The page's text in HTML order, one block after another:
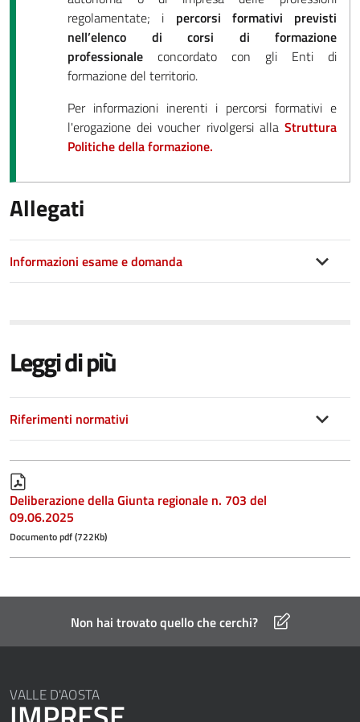
regolamentate; i percorsi formativi previsti
nell’elenco di corsi di formazione
professionale concordato con gli Enti di
formazione del territorio.
Per informazioni inerenti i percorsi formativi e
l'erogazione dei voucher rivolgersi alla Struttura
Politiche della formazione.
Allegati
Informazioni esame e domanda
Leggi di più
Riferimenti normativi
Deliberazione della Giunta regionale n. 703 del
09.06.2025
Documento pdf (722Kb)
Non hai trovato quello che cerchi?
VALLE D'AOSTA